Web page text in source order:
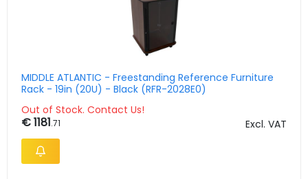
MIDDLE ATLANTIC - Freestanding Reference Furniture
Rack - 19in (20U) - Black (RFR-2028E0)
Out of Stock. Contact Us!
€ 1181.71 Excl. VAT